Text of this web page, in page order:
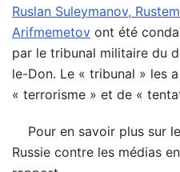
Ruslan Suleymanov,
Arifmemetov ont été
par le tribunal militaire du
le-Don. Le « tribunal » les
« terrorisme » et de «
Pour en savoir plus sur
Russie contre les médias